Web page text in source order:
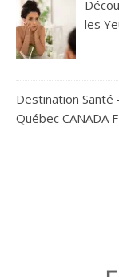
les
Destination Santé
Québec CANADA